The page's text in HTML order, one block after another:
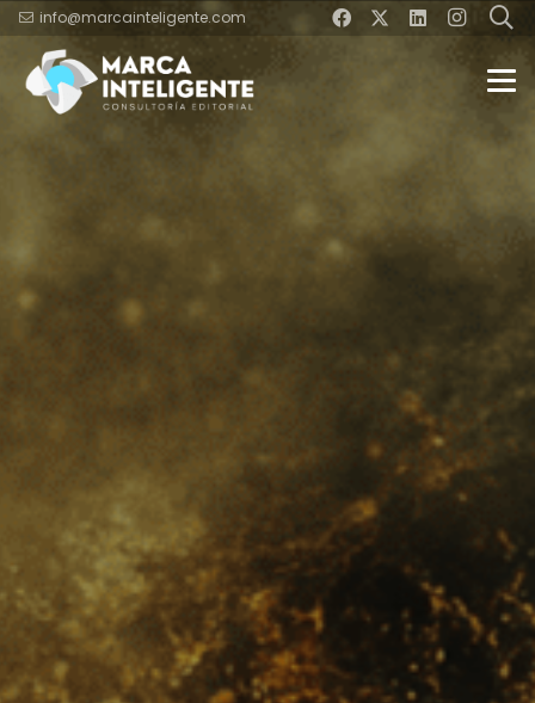
info@marcainteligente.com